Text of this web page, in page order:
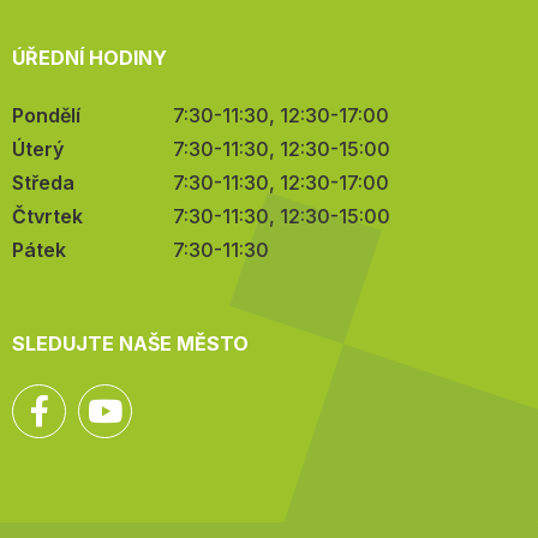
ÚŘEDNÍ HODINY
Pondělí
7:30-11:30, 12:30-17:00
Úterý
7:30-11:30, 12:30-15:00
Středa
7:30-11:30, 12:30-17:00
Čtvrtek
7:30-11:30, 12:30-15:00
Pátek
7:30-11:30
SLEDUJTE NAŠE MĚSTO
Facebook